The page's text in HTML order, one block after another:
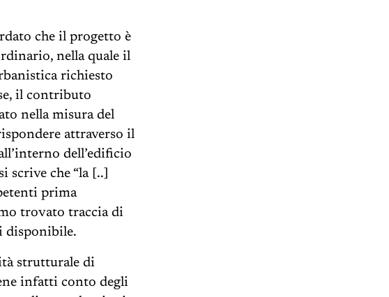
che il progetto è
nella quale il
richiesto
il contributo
nella misura del
attraverso il
dell’edificio
che “la [..]
prima
trovato traccia di
disponibile.
strutturale di
infatti conto degli